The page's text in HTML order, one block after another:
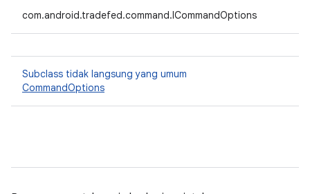
com.android.tradefed.command.ICommandOptions
Subclass tidak langsung yang umum
CommandOptions